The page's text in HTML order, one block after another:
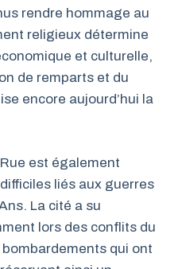
rendre hommage au
religieux détermine
et culturelle,
de remparts et du
encore aujourd’hui la
est également
liés aux guerres
La cité a su
lors des conflits du
qui ont